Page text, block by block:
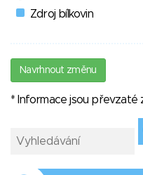
Zdroj bílkovin
Navrhnout změnu
* Informace jsou